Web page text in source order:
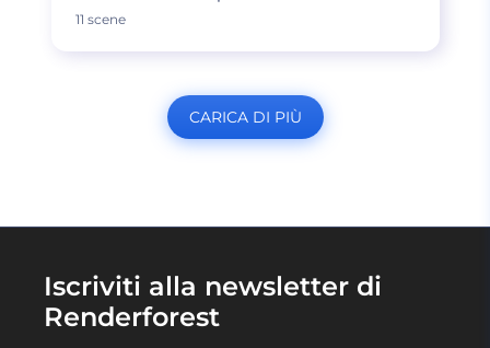
11 scene
CARICA DI PIÙ
Iscriviti alla newsletter di
Renderforest